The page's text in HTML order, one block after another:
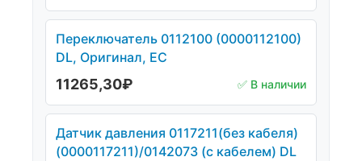
Переключатель 0112100 (0000112100)
DL, Оригинал, ЕС
11265,30₽ ✅ В наличии
Датчик давления 0117211(без кабеля)
(0000117211)/0142073 (с кабелем) DL